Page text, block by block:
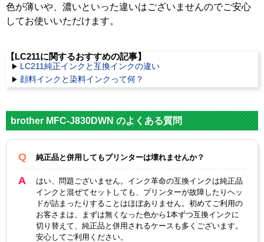
色が薄いや、濃いといった違いはございませんのでご安心
してお使いいただけます。
【LC211に関するおすすめの記事】
LC211純正インクと互換インクの違い
顔料インクと染料インクって何？
brother MFC-J830DWN のよくある質問
純正品と併用してもプリンターは壊れませんか？
はい、問題ございません。インク革命の互換インクは純正品
インクと混ぜてセットしても、プリンターが故障したりヘッ
ドが詰まったりすることはほぼありません。初めてご利用の
お客さまは、まずは無くなった色から1本ずつ互換インクに
切り替えて、純正品と併用されるケースも多くございます。
安心してご利用ください。